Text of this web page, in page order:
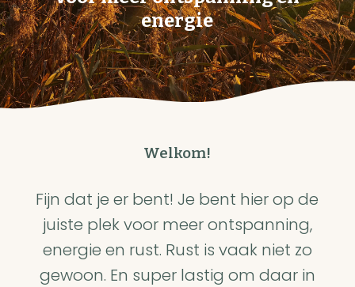
energie
Welkom!
Fijn dat je er bent! Je bent hier op de
juiste plek voor meer ontspanning,
energie en rust. Rust is vaak niet zo
gewoon. En super lastig om daar in